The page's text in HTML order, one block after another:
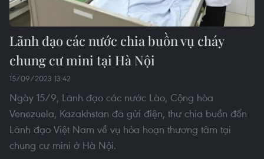
Lãnh đạo các nước chia buồn vụ cháy
chung cư mini tại Hà Nội
15/09/2023 13:42
Ngày 15/9, Lãnh đạo các nước Lào, Cộng hòa
Venezuela, Kazakhstan đã gửi điện, thư chia buồn đến
Lãnh đạo Việt Nam về vụ hỏa hoạn thương tâm tại
chung cư mini ở Hà Nội.